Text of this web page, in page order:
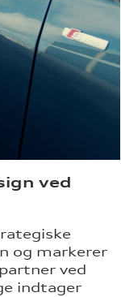
ved
og markerer
ved
indtager